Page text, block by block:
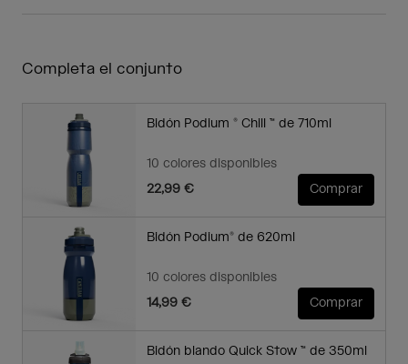
Completa el conjunto
Bidón Podium ® Chill ™ de 710ml
10 colores disponibles
22,99 €
Comprar
Bidón Podium® de 620ml
10 colores disponibles
14,99 €
Comprar
Bidón blando Quick Stow ™ de 350ml